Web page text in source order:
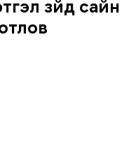
зүйд сайн